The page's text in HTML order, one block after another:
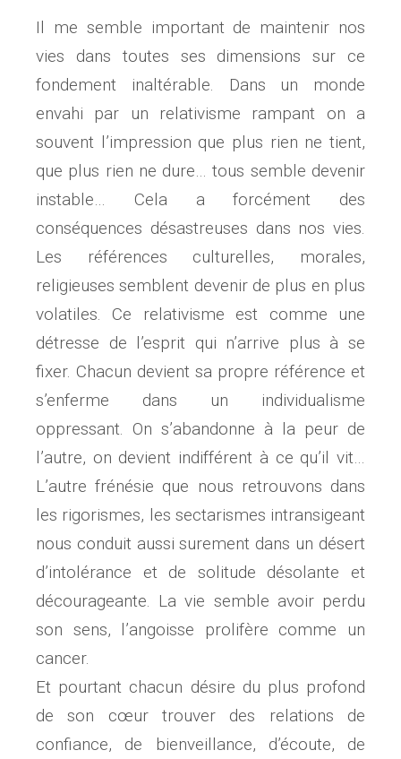
Il me semble important de maintenir nos
vies dans toutes ses dimensions sur ce
fondement inaltérable. Dans un monde
envahi par un relativisme rampant on a
souvent l’impression que plus rien ne tient,
que plus rien ne dure… tous semble devenir
instable… Cela a forcément des
conséquences désastreuses dans nos vies.
Les références culturelles, morales,
religieuses semblent devenir de plus en plus
volatiles. Ce relativisme est comme une
détresse de l’esprit qui n’arrive plus à se
fixer. Chacun devient sa propre référence et
s’enferme dans un individualisme
oppressant. On s’abandonne à la peur de
l’autre, on devient indifférent à ce qu’il vit…
L’autre frénésie que nous retrouvons dans
les rigorismes, les sectarismes intransigeant
nous conduit aussi surement dans un désert
d’intolérance et de solitude désolante et
décourageante. La vie semble avoir perdu
son sens, l’angoisse prolifère comme un
cancer.
Et pourtant chacun désire du plus profond
de son cœur trouver des relations de
confiance, de bienveillance, d’écoute, de